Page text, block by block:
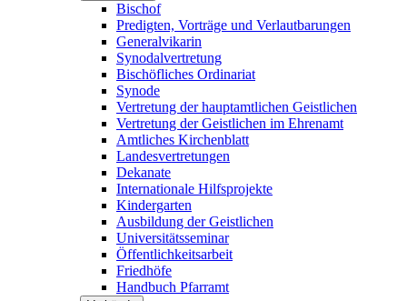
Bischof
Predigten, Vorträge und Verlautbarungen
Generalvikarin
Synodalvertretung
Bischöfliches Ordinariat
Synode
Vertretung der hauptamtlichen Geistlichen
Vertretung der Geistlichen im Ehrenamt
Amtliches Kirchenblatt
Landesvertretungen
Dekanate
Internationale Hilfsprojekte
Kindergarten
Ausbildung der Geistlichen
Universitätsseminar
Öffentlichkeitsarbeit
Friedhöfe
Handbuch Pfarramt